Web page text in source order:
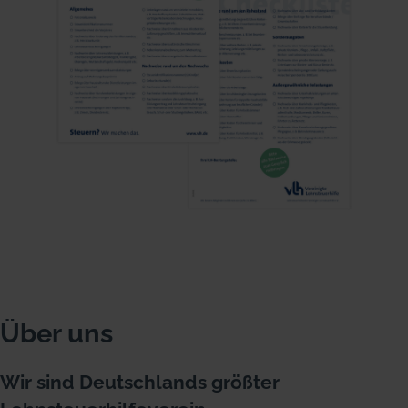
Über uns
Wir sind Deutschlands größter